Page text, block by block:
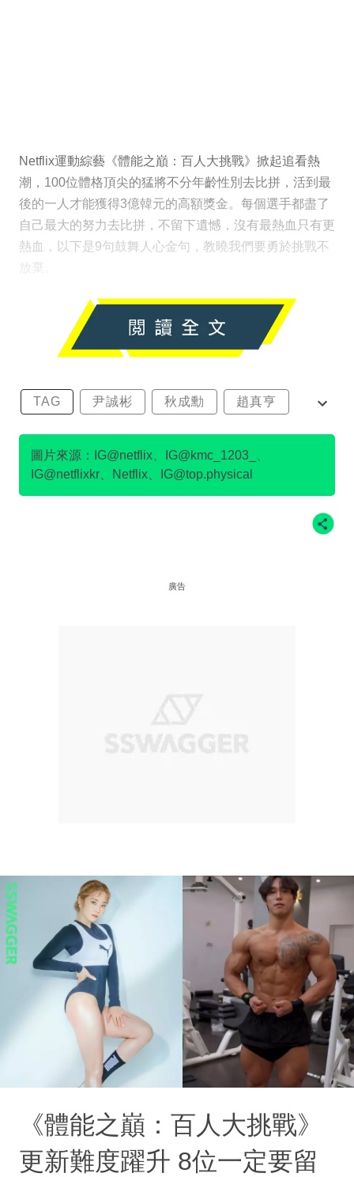
Netflix運動綜藝《體能之巔：百人大挑戰》掀起追看熱
潮，100位體格頂尖的猛將不分年齡性別去比拼，活到最
後的一人才能獲得3億韓元的高額獎金。每個選手都盡了
自己最大的努力去比拼，不留下遺憾，沒有最熱血只有更
熱血，以下是9句鼓舞人心金句，教曉我們要勇於挑戰不
放棄。
TAG 尹誠彬 秋成勳 趙真亨
金民澈
圖片來源：IG@netflix、IG@kmc_1203_、
IG@netflixkr、Netflix、IG@top.physical
廣告
《體能之巔：百人大挑戰》
更新難度躍升 8位一定要留